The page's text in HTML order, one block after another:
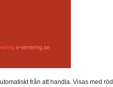
från att handla. Visas med